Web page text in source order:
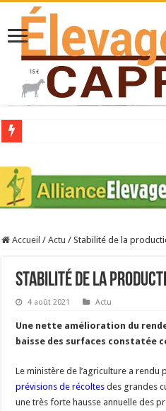
Stress thermique : quelles solutions
40 ans du Space : une présentation
La collecte de lait de chèvre confirme
Accueil / Actu / Stabilité de la
Stabilité de la
4 août 2021 Actu
Une nette amélioration du
baisse des surfaces constatée
Le ministère de l’agriculture a rendu
prévisions de récoltes des grandes
une très forte hausse annuelle des